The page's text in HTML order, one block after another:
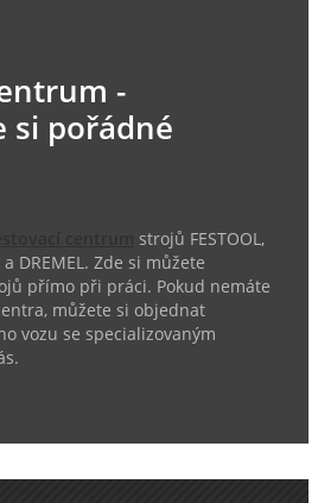
-
si pořádné
strojů FESTOOL,
a DREMEL. Zde si můžete
přímo při práci. Pokud nemáte
můžete si objednat
vozu se specializovaným